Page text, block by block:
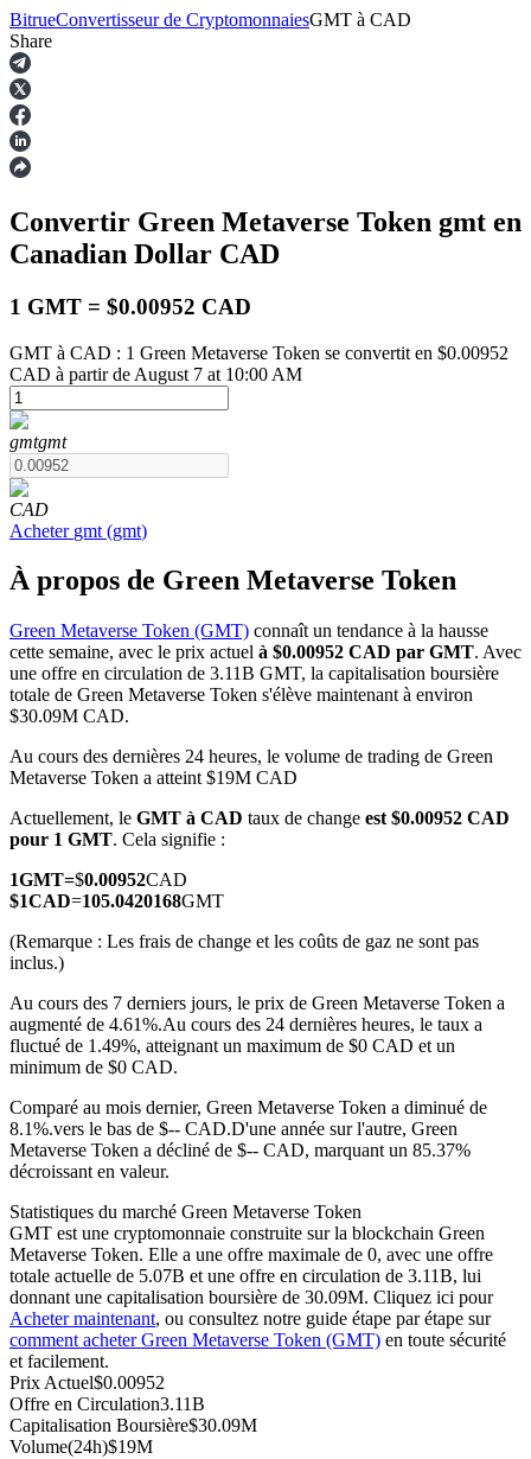
Contrats à terme
Futures USDT
Futures COIN-M
Contrats à terme sur crypto-monnaie
TradFi
Produits dérivés sur actions, forex, métaux précieux et matières
premières
Futures utilisant l'USDC comme garantie
Copie de Trading
Rejoignez les meilleurs traders
BitrueConvertisseur de CryptomonnaiesGMT à CAD
Share
Convertir Green Metaverse Token gmt en
Canadian Dollar CAD
1 GMT = $0.00952 CAD
GMT à CAD : 1 Green Metaverse Token se convertit en $0.00952
CAD à partir de August 7 at 10:00 AM
gmtgmt
CAD
Acheter gmt (gmt)
À propos de Green Metaverse Token
Green Metaverse Token (GMT) connaît un tendance à la hausse
cette semaine, avec le prix actuel à $0.00952 CAD par GMT. Avec
une offre en circulation de 3.11B GMT, la capitalisation boursière
totale de Green Metaverse Token s'élève maintenant à environ
$30.09M CAD.
Au cours des dernières 24 heures, le volume de trading de Green
Metaverse Token a atteint $19M CAD
Actuellement, le GMT à CAD taux de change est $0.00952 CAD
pour 1 GMT. Cela signifie :
1GMT=$0.00952CAD
$1CAD=105.0420168GMT
(Remarque : Les frais de change et les coûts de gaz ne sont pas
inclus.)
Au cours des 7 derniers jours, le prix de Green Metaverse Token a
augmenté de 4.61%.Au cours des 24 dernières heures, le taux a
fluctué de 1.49%, atteignant un maximum de $0 CAD et un
minimum de $0 CAD.
Comparé au mois dernier, Green Metaverse Token a diminué de
8.1%.vers le bas de $-- CAD.D'une année sur l'autre, Green
Metaverse Token a décliné de $-- CAD, marquant un 85.37%
décroissant en valeur.
Statistiques du marché Green Metaverse Token
GMT est une cryptomonnaie construite sur la blockchain Green
Metaverse Token. Elle a une offre maximale de 0, avec une offre
totale actuelle de 5.07B et une offre en circulation de 3.11B, lui
donnant une capitalisation boursière de 30.09M. Cliquez ici pour
Acheter maintenant, ou consultez notre guide étape par étape sur
comment acheter Green Metaverse Token (GMT) en toute sécurité
et facilement.
Prix Actuel$0.00952
Offre en Circulation3.11B
Capitalisation Boursière$30.09M
Volume(24h)$19M